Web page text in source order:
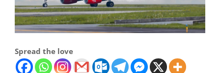
Spread the love